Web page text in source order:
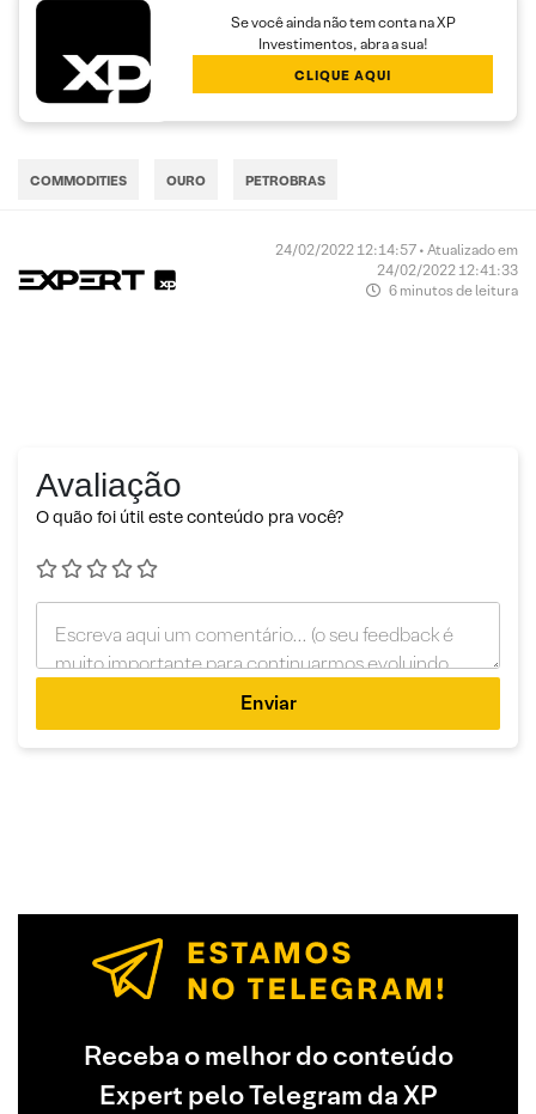
Se você ainda não tem conta na XP
Investimentos, abra a sua!
CLIQUE AQUI
COMMODITIES OURO PETROBRAS
24/02/2022 12:14:57 • Atualizado em
24/02/2022 12:41:33
6 minutos de leitura
Avaliação
O quão foi útil este conteúdo pra você?
Enviar
Receba o melhor do conteúdo
Expert pelo Telegram da XP